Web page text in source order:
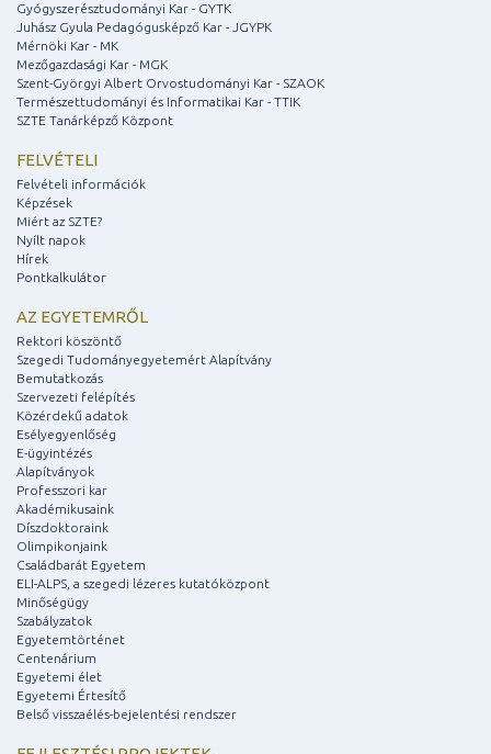
Gyógyszerésztudományi Kar - GYTK
Juhász Gyula Pedagógusképző Kar - JGYPK
Mérnöki Kar - MK
Mezőgazdasági Kar - MGK
Szent-Györgyi Albert Orvostudományi Kar - SZAOK
Természettudományi és Informatikai Kar - TTIK
SZTE Tanárképző Központ
FELVÉTELI
Felvételi információk
Képzések
Miért az SZTE?
Nyílt napok
Hírek
Pontkalkulátor
AZ EGYETEMRŐL
Rektori köszöntő
Szegedi Tudományegyetemért Alapítvány
Bemutatkozás
Szervezeti felépítés
Közérdekű adatok
Esélyegyenlőség
E-ügyintézés
Alapítványok
Professzori kar
Akadémikusaink
Díszdoktoraink
Olimpikonjaink
Családbarát Egyetem
ELI-ALPS, a szegedi lézeres kutatóközpont
Minőségügy
Szabályzatok
Egyetemtörténet
Centenárium
Egyetemi élet
Egyetemi Értesítő
Belső visszaélés-bejelentési rendszer